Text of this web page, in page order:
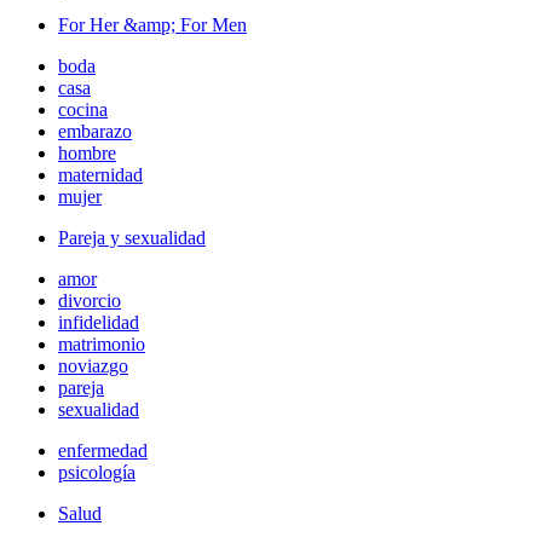
For Her &amp; For Men
boda
casa
cocina
embarazo
hombre
maternidad
mujer
Pareja y sexualidad
amor
divorcio
infidelidad
matrimonio
noviazgo
pareja
sexualidad
enfermedad
psicología
Salud